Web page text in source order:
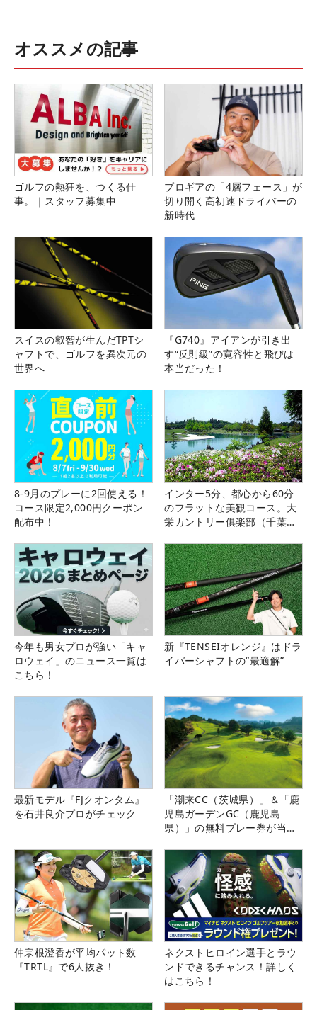
オススメの記事
ゴルフの熱狂を、つくる仕
事。｜スタッフ募集中
プロギアの「4層フェース」が
切り開く高初速ドライバーの
新時代
スイスの叡智が生んだTPTシ
ャフトで、ゴルフを異次元の
世界へ
『G740』アイアンが引き出
す“反則級”の寛容性と飛びは
本当だった！
8-9月のプレーに2回使える！
コース限定2,000円クーポン
配布中！
インター5分、都心から60分
のフラットな美観コース。大
栄カントリー俱楽部（千葉
今年も男女プロが強い「キャ
ロウェイ」のニュース一覧は
こちら！
新『TENSEIオレンジ』はドラ
イバーシャフトの“最適解”
最新モデル『FJクオンタム』
を石井良介プロがチェック
「潮来CC（茨城県）」＆「鹿
児島ガーデンGC（鹿児島
県）」の無料プレー券が当た
仲宗根澄香が平均パット数
『TRTL』で6人抜き！
ネクストヒロイン選手とラウ
ンドできるチャンス！詳しく
はこちら！